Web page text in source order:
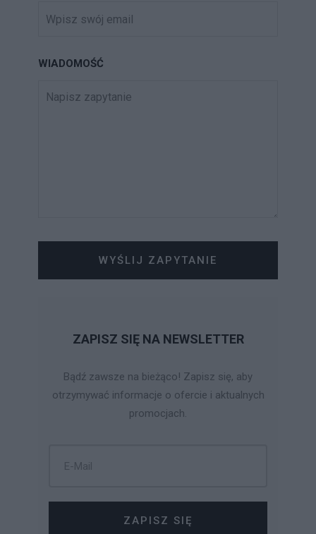
WIADOMOŚĆ
WYŚLIJ ZAPYTANIE
ZAPISZ SIĘ NA NEWSLETTER
Bądź zawsze na bieżąco! Zapisz się, aby
otrzymywać informacje o ofercie i aktualnych
promocjach.
ZAPISZ SIĘ